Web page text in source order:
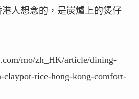
人想念的，是炭爐上的煲仔
mo/zh_HK/article/dining-
claypot-rice-hong-kong-comfort-